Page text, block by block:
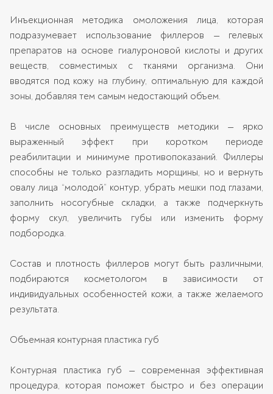
Инъекционная методика омоложения лица, которая
подразумевает использование филлеров — гелевых
препаратов на основе гиалуроновой кислоты и других
веществ, совместимых с тканями организма. Они
вводятся под кожу на глубину, оптимальную для каждой
зоны, добавляя тем самым недостающий объем.
В числе основных преимуществ методики — ярко
выраженный эффект при коротком периоде
реабилитации и минимуме противопоказаний. Филлеры
способны не только разгладить морщины, но и вернуть
овалу лица “молодой” контур, убрать мешки под глазами,
заполнить носогубные складки, а также подчеркнуть
форму скул, увеличить губы или изменить форму
подбородка.
Состав и плотность филлеров могут быть различными,
подбираются косметологом в зависимости от
индивидуальных особенностей кожи, а также желаемого
результата.
Объемная контурная пластика губ
Контурная пластика губ — современная эффективная
процедура, которая поможет быстро и без операции